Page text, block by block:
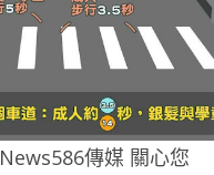
News586傳媒 關心您